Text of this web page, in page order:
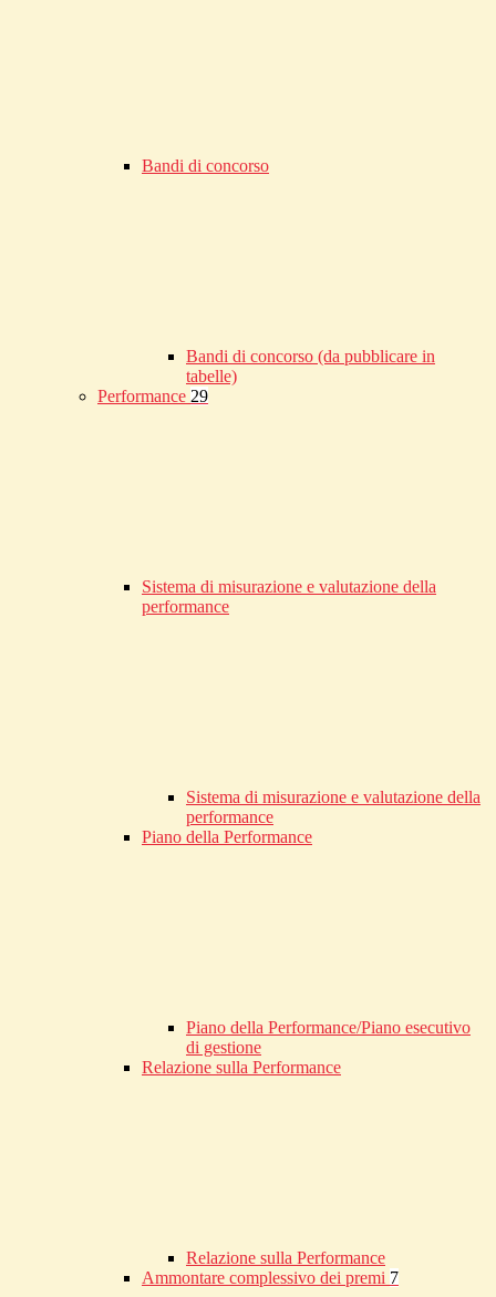
Bandi di concorso
Bandi di concorso (da pubblicare in
tabelle)
Performance 29
Sistema di misurazione e valutazione della
performance
Sistema di misurazione e valutazione della
performance
Piano della Performance
Piano della Performance/Piano esecutivo
di gestione
Relazione sulla Performance
Relazione sulla Performance
Ammontare complessivo dei premi 7